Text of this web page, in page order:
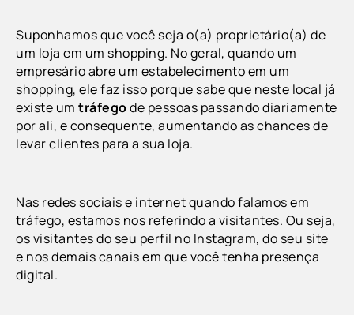
Suponhamos que você seja o(a) proprietário(a) de
um loja em um shopping. No geral, quando um
empresário abre um estabelecimento em um
shopping, ele faz isso porque sabe que neste local já
existe um tráfegode pessoas passando diariamente
por ali, e consequente, aumentando as chances de
levar clientes para a sua loja.
Nas redes sociais e internet quando falamos em
tráfego, estamos nos referindo a visitantes. Ou seja,
os visitantes do seu perfil no Instagram, do seu site
e nos demais canais em que você tenha presença
digital.